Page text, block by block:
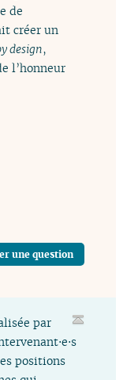
de
créer un
design,
l’honneur
une question
par
positions